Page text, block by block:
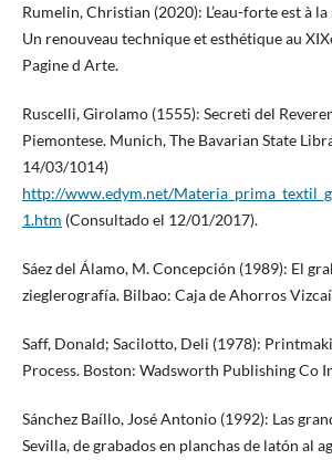
Rumelin, Christian (2020): L’eau-forte est à
Un renouveau technique et esthétique au
Pagine d Arte.
Ruscelli, Girolamo (1555): Secreti del
Piemontese. Munich, The Bavarian State
14/03/1014)
http://www.edym.net/
1.htm (Consultado el 12/01/2017).
Sáez del Álamo, M. Concepción (1989): El
zieglerografía. Bilbao: Caja de Ahorros
Saff, Donald; Sacilotto, Deli (1978):
Process. Boston: Wadsworth Publishing Co
Sánchez Baíllo, José Antonio (1992): Las
Sevilla, de grabados en planchas de latón al